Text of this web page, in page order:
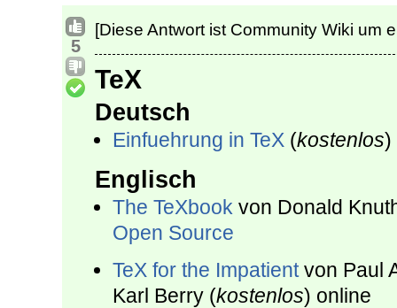
5
[Diese Antwort ist Community Wiki um
TeX
Deutsch
Einfuehrung in TeX (kostenlos)
Englisch
The TeXbook von Donald
Open Source
TeX for the Impatientvon Paul
Karl Berry (kostenlos) online